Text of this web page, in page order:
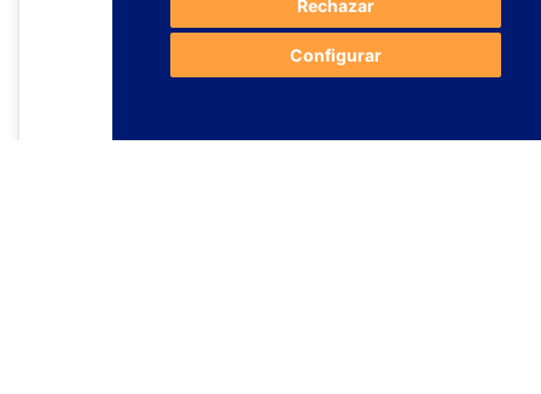
Rechazar
Configurar